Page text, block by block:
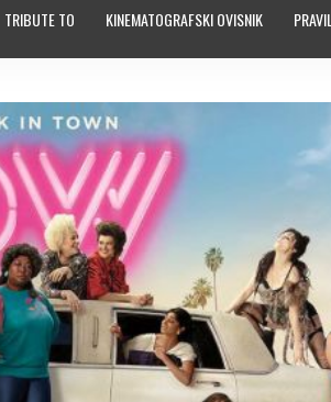
TRIBUTE TO KINEMATOGRAFSKI OVISNIK